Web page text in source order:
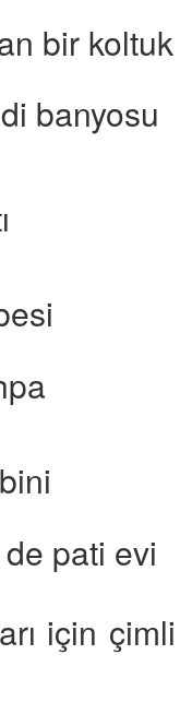
bir koltuk
banyosu
pati evi
için çimli